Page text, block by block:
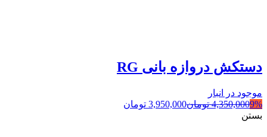
دستکش دروازه بانی RG
موجود در انبار
9%
4,350,000 تومان3,950,000 تومان
بستن